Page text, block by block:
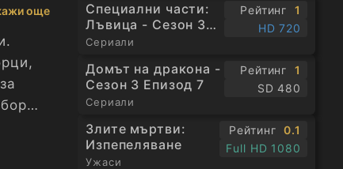
Специални части:
Лъвица - Сезон 3
Епизод 1
Сериали
Рейтинг
1
HD 720
Домът на дракона -
Сезон 3 Епизод 7
Сериали
Рейтинг
1
SD 480
Злите мъртви:
Изпепеляване
Ужаси
Рейтинг
0.1
Full HD 1080
още